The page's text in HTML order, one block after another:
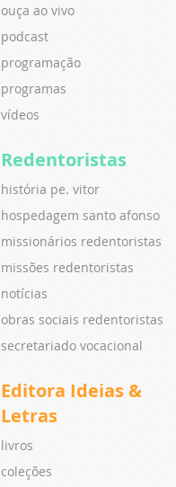
ouça ao vivo
podcast
programação
programas
vídeos
Redentoristas
história pe. vitor
hospedagem santo afonso
missionários redentoristas
missões redentoristas
notícias
obras sociais redentoristas
secretariado vocacional
Editora Ideias &
Letras
livros
coleções